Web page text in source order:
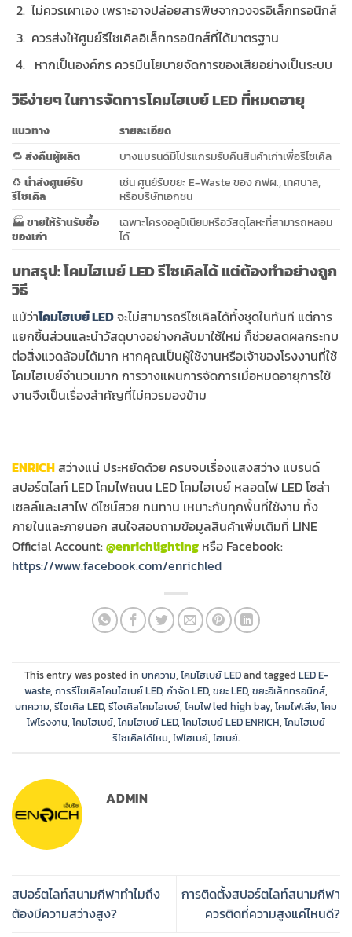
ไม่ควรเผาเอง เพราะอาจปล่อยสารพิษจากวงจรอิเล็กทรอนิกส์
ควรส่งให้ศูนย์รีไซเคิลอิเล็กทรอนิกส์ที่ได้มาตรฐาน
หากเป็นองค์กร ควรมีนโยบายจัดการของเสียอย่างเป็นระบบ
วิธีง่ายๆ ในการจัดการโคมไฮเบย์ LED ที่หมดอายุ
แนวทาง
รายละเอียด
🔁ส่งคืนผู้ผลิต
บางแบรนด์มีโปรแกรมรับคืนสินค้าเก่าเพื่อรีไซเคิล
♻️นำส่งศูนย์รับ
รีไซเคิล
เช่น ศูนย์รับขยะ E-Waste ของ กฟผ., เทศบาล,
หรือบริษัทเอกชน
🏭ขายให้ร้านรับซื้อ
ของเก่า
เฉพาะโครงอลูมิเนียมหรือวัสดุโลหะที่สามารถหลอม
ได้
บทสรุป: โคมไฮเบย์ LED รีไซเคิลได้ แต่ต้องทำอย่างถูก
วิธี
แม้ว่าโคมไฮเบย์ LEDจะไม่สามารถรีไซเคิลได้ทั้งชุดในทันที แต่การ
แยกชิ้นส่วนและนำวัสดุบางอย่างกลับมาใช้ใหม่ ก็ช่วยลดผลกระทบ
ต่อสิ่งแวดล้อมได้มาก หากคุณเป็นผู้ใช้งานหรือเจ้าของโรงงานที่ใช้
โคมไฮเบย์จำนวนมาก การวางแผนการจัดการเมื่อหมดอายุการใช้
งานจึงเป็นเรื่องสำคัญที่ไม่ควรมองข้าม
ENRICHสว่างแน่ ประหยัดด้วย ครบจบเรื่องแสงสว่าง แบรนด์
สปอร์ตไลท์ LED โคมไฟถนน LED โคมไฮเบย์ หลอดไฟ LED โซล่า
เซลล์และเสาไฟ ดีไซน์สวย ทนทาน เหมาะกับทุกพื้นที่ใช้งาน ทั้ง
ภายในและภายนอก สนใจสอบถามข้อมูลสินค้าเพิ่มเติมที่ LINE
Official Account:@enrichlighting หรือ Facebook:
https://www.facebook.com/enrichled
This entry was posted in บทความ, โคมไฮเบย์ LEDand tagged LED E-
waste, การรีไซเคิลโคมไฮเบย์ LED, กำจัด LED, ขยะ LED, ขยะอิเล็กทรอนิกส์,
บทความ, รีไซเคิล LED, รีไซเคิลโคมไฮเบย์, โคมไฟ led high bay, โคมไฟเสีย, โคม
ไฟโรงงาน, โคมไฮเบย์, โคมไฮเบย์ LED, โคมไฮเบย์ LED ENRICH, โคมไฮเบย์
รีไซเคิลได้ไหม,ไฟไฮเบย์,ไฮเบย์.
ADMIN
สปอร์ตไลท์สนามกีฬาทำไมถึง
ต้องมีความสว่างสูง?
การติดตั้งสปอร์ตไลท์สนามกีฬา
ควรติดที่ความสูงแค่ไหนดี?